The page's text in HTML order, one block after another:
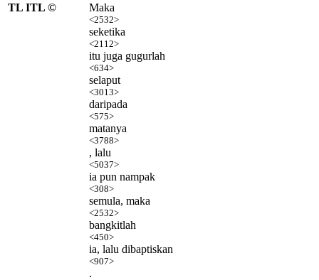
TL ITL ©
Maka
<2532>
seketika
<2112>
itu juga gugurlah
<634>
selaput
<3013>
daripada
<575>
matanya
<3788>
, lalu
<5037>
ia pun nampak
<308>
semula, maka
<2532>
bangkitlah
<450>
ia, lalu dibaptiskan
<907>
.